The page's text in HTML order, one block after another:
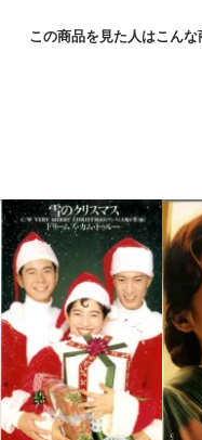
この商品を見た人はこん